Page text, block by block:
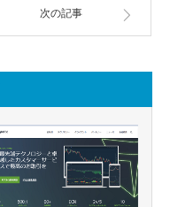
次の記事